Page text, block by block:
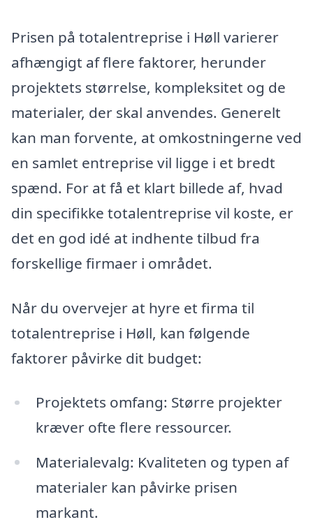
Prisen på totalentreprise i Høll varierer
afhængigt af flere faktorer, herunder
projektets størrelse, kompleksitet og de
materialer, der skal anvendes. Generelt
kan man forvente, at omkostningerne ved
en samlet entreprise vil ligge i et bredt
spænd. For at få et klart billede af, hvad
din specifikke totalentreprise vil koste, er
det en god idé at indhente tilbud fra
forskellige firmaer i området.
Når du overvejer at hyre et firma til
totalentreprise i Høll, kan følgende
faktorer påvirke dit budget:
Projektets omfang: Større projekter
kræver ofte flere ressourcer.
Materialevalg: Kvaliteten og typen af
materialer kan påvirke prisen
markant.